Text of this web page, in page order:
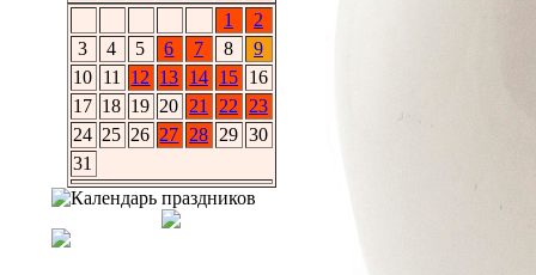
1
2
3
4 5 6 7 8
9
10 11 12 13 14 15 16
17 18 19 20 21 22
23
24 25 26 27 28 29 30
31